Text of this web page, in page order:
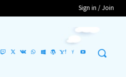
Sign in / Join